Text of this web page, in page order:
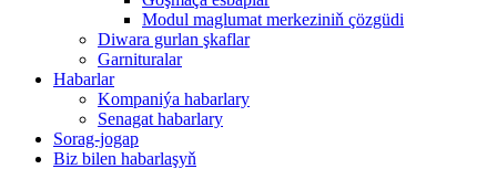
Modul maglumat merkeziniň çözgüdi
Diwara gurlan şkaflar
Garnituralar
Habarlar
Kompaniýa habarlary
Senagat habarlary
Sorag-jogap
Biz bilen habarlaşyň